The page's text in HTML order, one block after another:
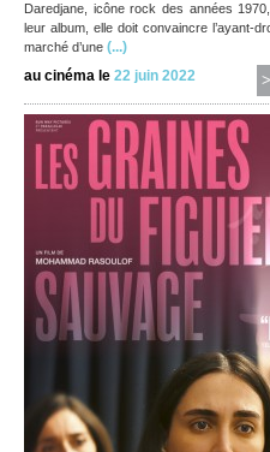
Daredjane, icône rock des années
leur album, elle doit convaincre l’ayant-
marché d’une (...)
au cinéma le 22 juin 2022